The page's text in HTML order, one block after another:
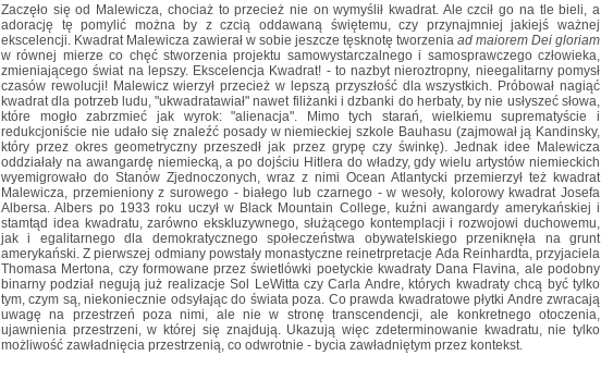
Zaczęło się od Malewicza, chociaż to przecież nie on wymyślił kwadrat. Ale czcił go na tle bieli, a
adorację tę pomylić można by z czcią oddawaną świętemu, czy przynajmniej jakiejś ważnej
ekscelencji. Kwadrat Malewicza zawierał w sobie jeszcze tęsknotę tworzenia ad maiorem Dei gloriam
w równej mierze co chęć stworzenia projektu samowystarczalnego i samosprawczego człowieka,
zmieniającego świat na lepszy. Ekscelencja Kwadrat! - to nazbyt nieroztropny, nieegalitarny pomysł
czasów rewolucji! Malewicz wierzył przecież w lepszą przyszłość dla wszystkich. Próbował nagiąć
kwadrat dla potrzeb ludu, "ukwadratawiał" nawet filiżanki i dzbanki do herbaty, by nie usłyszeć słowa,
które mogło zabrzmieć jak wyrok: "alienacja". Mimo tych starań, wielkiemu suprematyście i
redukcjoniście nie udało się znaleźć posady w niemieckiej szkole Bauhasu (zajmował ją Kandinsky,
który przez okres geometryczny przeszedł jak przez grypę czy świnkę). Jednak idee Malewicza
oddziałały na awangardę niemiecką, a po dojściu Hitlera do władzy, gdy wielu artystów niemieckich
wyemigrowało do Stanów Zjednoczonych, wraz z nimi Ocean Atlantycki przemierzył też kwadrat
Malewicza, przemieniony z surowego - białego lub czarnego - w wesoły, kolorowy kwadrat Josefa
Albersa. Albers po 1933 roku uczył w Black Mountain College, kuźni awangardy amerykańskiej i
stamtąd idea kwadratu, zarówno ekskluzywnego, służącego kontemplacji i rozwojowi duchowemu,
jak i egalitarnego dla demokratycznego społeczeństwa obywatelskiego przeniknęła na grunt
amerykański. Z pierwszej odmiany powstały monastyczne reinetrpretacje Ada Reinhardta, przyjaciela
Thomasa Mertona, czy formowane przez świetlówki poetyckie kwadraty Dana Flavina, ale podobny
binarny podział negują już realizacje Sol LeWitta czy Carla Andre, których kwadraty chcą być tylko
tym, czym są, niekoniecznie odsyłając do świata poza. Co prawda kwadratowe płytki Andre zwracają
uwagę na przestrzeń poza nimi, ale nie w stronę transcendencji, ale konkretnego otoczenia,
ujawnienia przestrzeni, w której się znajdują. Ukazują więc zdeterminowanie kwadratu, nie tylko
możliwość zawładnięcia przestrzenią, co odwrotnie - bycia zawładniętym przez kontekst.